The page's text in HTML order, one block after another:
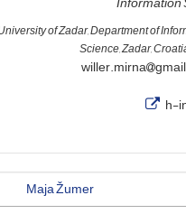
of Zadar, Department of
Science, Zadar,
h-